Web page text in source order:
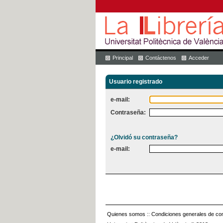
Principal Contáctenos Acceder
Usuario registrado
e-mail:
Contraseña:
¿Olvidó su contraseña?
e-mail:
Quienes somos :: Condiciones generales de